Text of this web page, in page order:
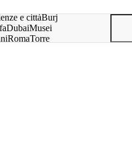
e cittàBurj
DubaiMusei
RomaTorre